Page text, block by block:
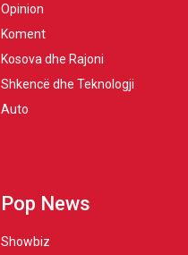
Opinion
Koment
Kosova dhe Rajoni
Shkencë dhe Teknologji
Auto
Pop News
Showbiz